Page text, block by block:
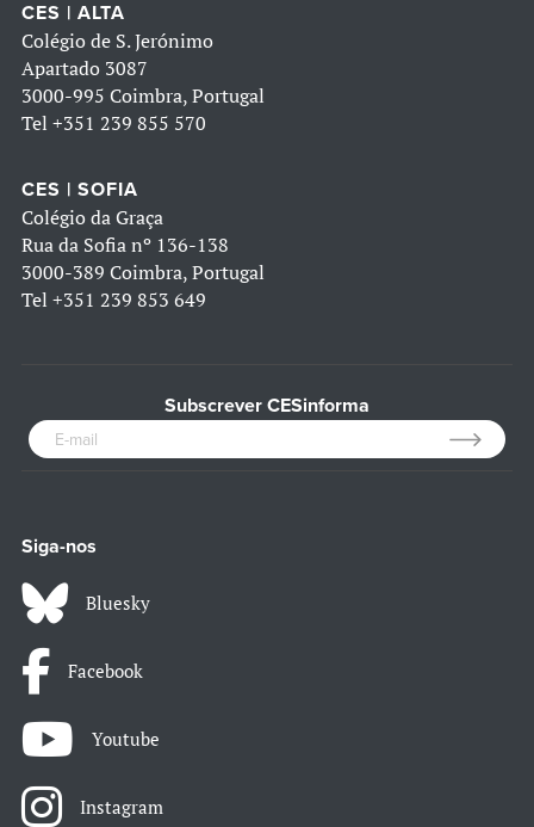
CES | ALTA
Colégio de S. Jerónimo
Apartado 3087
3000-995 Coimbra, Portugal
Tel +351 239 855 570
CES | SOFIA
Colégio da Graça
Rua da Sofia nº 136-138
3000-389 Coimbra, Portugal
Tel +351 239 853 649
Subscrever CESinforma
Siga-nos
Bluesky
Facebook
Youtube
Instagram